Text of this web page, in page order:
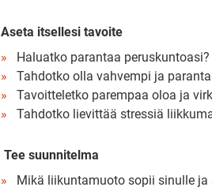
Aseta itsellesi tavoite
Haluatko parantaa peruskuntoasi?
Tahdotko olla vahvempi ja
Tavoitteletko parempaa oloa ja
Tahdotko lievittää stressiä
Tee suunnitelma
Mikä liikuntamuoto sopii sinulle ja